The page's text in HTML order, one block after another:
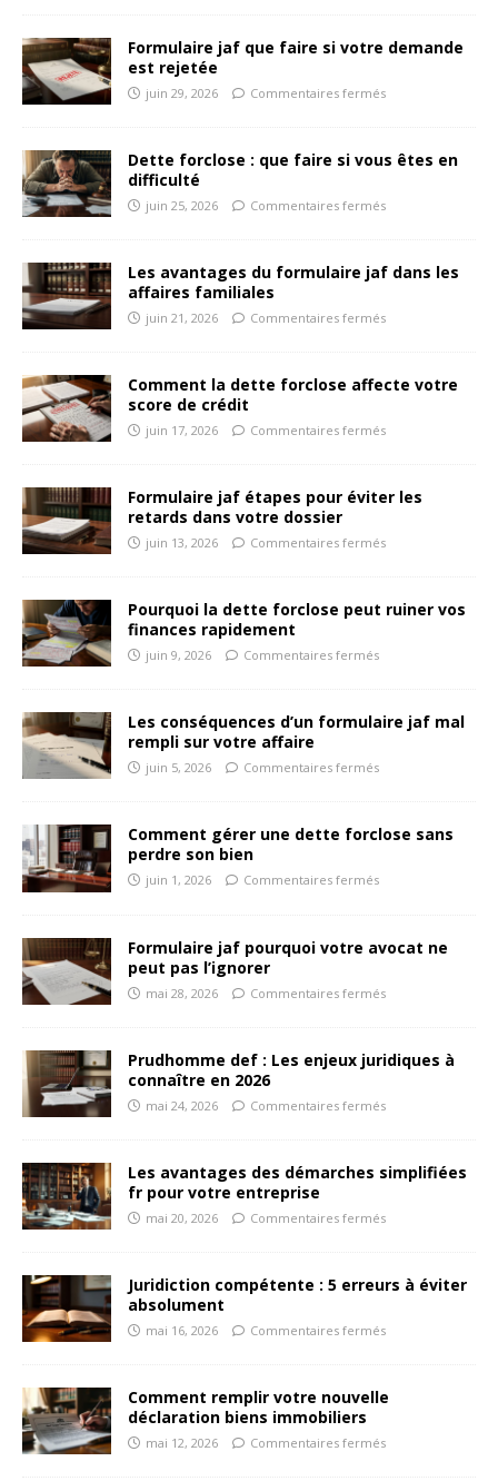
Formulaire jaf que faire si votre demande
est rejetée
juin 29, 2026 Commentaires fermés
Dette forclose : que faire si vous êtes en
difficulté
juin 25, 2026 Commentaires fermés
Les avantages du formulaire jaf dans les
affaires familiales
juin 21, 2026 Commentaires fermés
Comment la dette forclose affecte votre
score de crédit
juin 17, 2026 Commentaires fermés
Formulaire jaf étapes pour éviter les
retards dans votre dossier
juin 13, 2026 Commentaires fermés
Pourquoi la dette forclose peut ruiner vos
finances rapidement
juin 9, 2026 Commentaires fermés
Les conséquences d’un formulaire jaf mal
rempli sur votre affaire
juin 5, 2026 Commentaires fermés
Comment gérer une dette forclose sans
perdre son bien
juin 1, 2026 Commentaires fermés
Formulaire jaf pourquoi votre avocat ne
peut pas l’ignorer
mai 28, 2026 Commentaires fermés
Prudhomme def : Les enjeux juridiques à
connaître en 2026
mai 24, 2026 Commentaires fermés
Les avantages des démarches simplifiées
fr pour votre entreprise
mai 20, 2026 Commentaires fermés
Juridiction compétente : 5 erreurs à éviter
absolument
mai 16, 2026 Commentaires fermés
Comment remplir votre nouvelle
déclaration biens immobiliers
mai 12, 2026 Commentaires fermés